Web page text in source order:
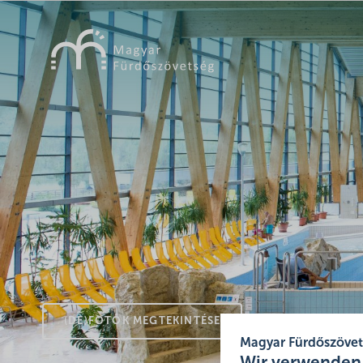
Magyar
(DE)FOTÓK MEGTEKINTÉSE